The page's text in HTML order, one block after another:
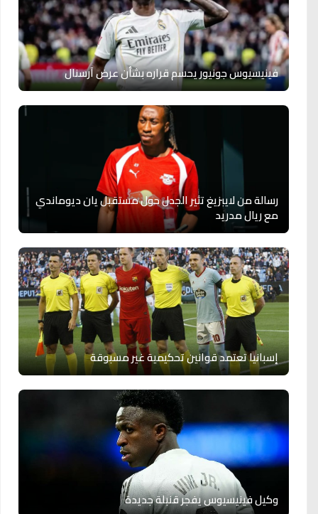
فينيسيوس جونيور يحسم قراره بشأن عرض آرسنال
رسالة من لايبزيغ تثير الجدل حول مستقبل يان ديوماندي
مع ريال مدريد
إسبانيا تعتمد قوانين تحكيمية غير مسبوقة
وكيل فينيسيوس يفجر قنبلة جديدة